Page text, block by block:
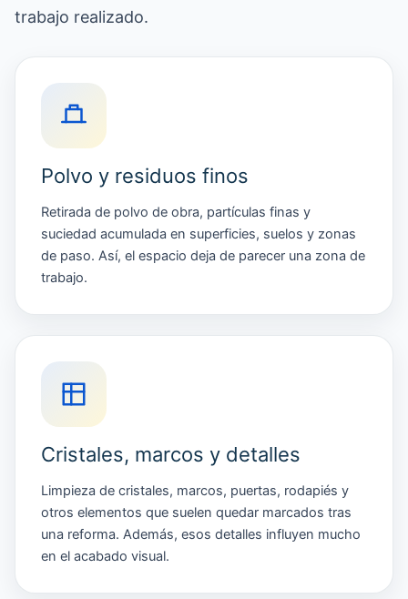
trabajo realizado.
Polvo y residuos finos
Retirada de polvo de obra, partículas finas y
suciedad acumulada en superficies, suelos y zonas
de paso. Así, el espacio deja de parecer una zona de
trabajo.
Cristales, marcos y detalles
Limpieza de cristales, marcos, puertas, rodapiés y
otros elementos que suelen quedar marcados tras
una reforma. Además, esos detalles influyen mucho
en el acabado visual.